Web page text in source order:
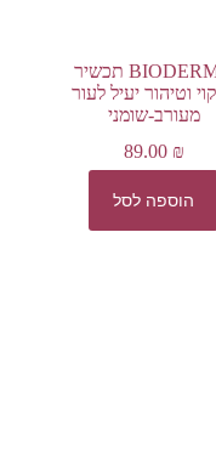
BIODERMA תכשיר
וטיהור יעיל לעור
מעורב-שומני
89.00 ₪
הוספה לסל